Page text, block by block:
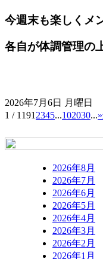
今週末も楽しくメ
各自が体調管理の
2026年7月6日 月曜日
1 / 1191 2345...102030...»
2026年8月
2026年7月
2026年6月
2026年5月
2026年4月
2026年3月
2026年2月
2026年1月